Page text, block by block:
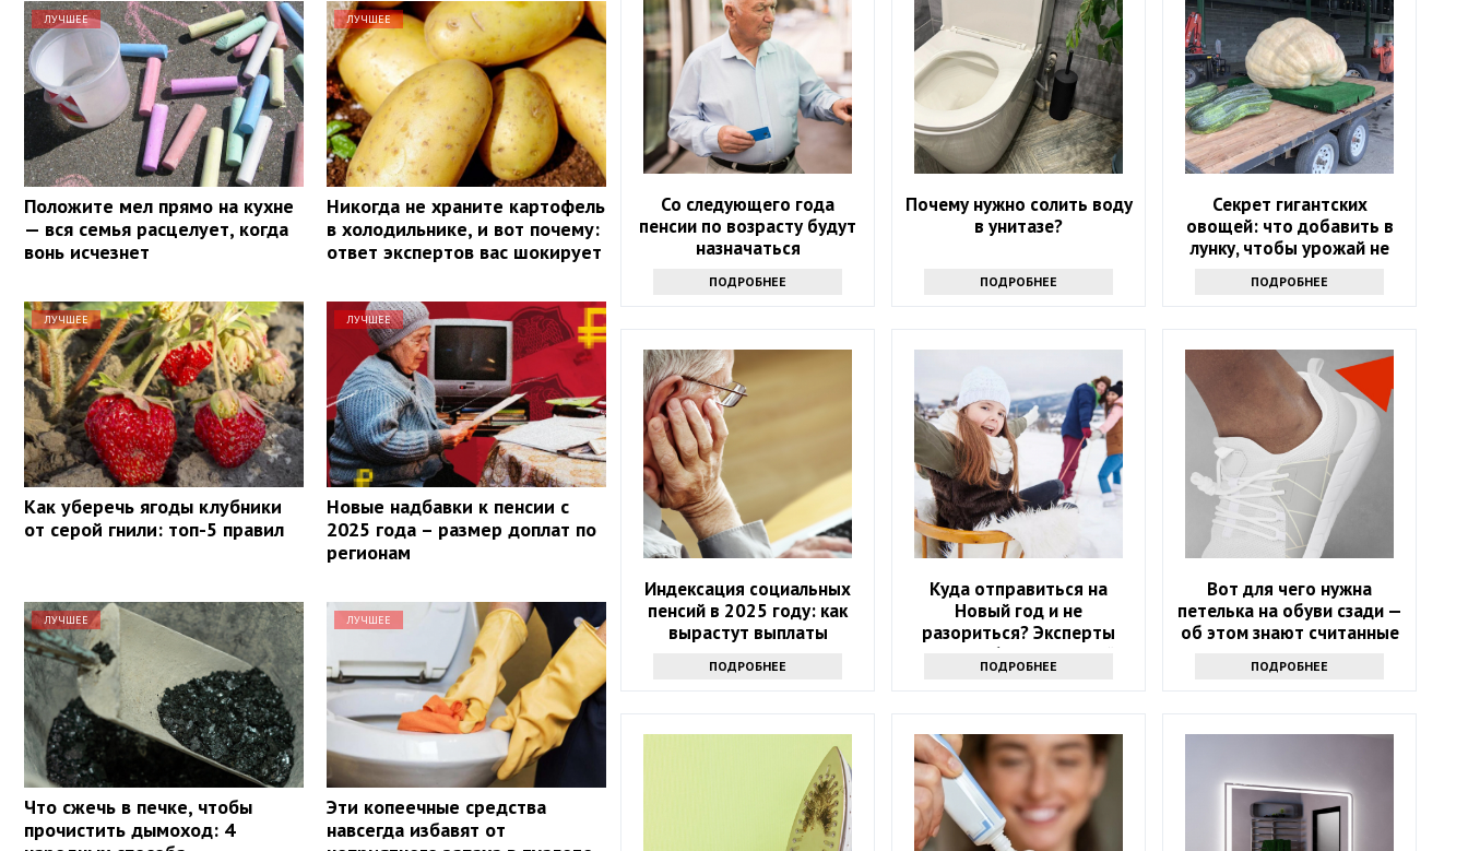
ЛУЧШЕЕ
Положите мел прямо на кухне
— вся семья расцелует, когда
вонь исчезнет
ЛУЧШЕЕ
Никогда не храните картофель
в холодильнике, и вот почему:
ответ экспертов вас шокирует
ЛУЧШЕЕ
Как уберечь ягоды клубники
от серой гнили: топ-5 правил
ЛУЧШЕЕ
Новые надбавки к пенсии с
2025 года – размер доплат по
регионам
ЛУЧШЕЕ
Что сжечь в печке, чтобы
прочистить дымоход: 4
ЛУЧШЕЕ
Эти копеечные средства
навсегда избавят от
Со следующего года
пенсии по возрасту будут
назначаться
ПОДРОБНЕЕ
Почему нужно солить воду
в унитазе?
ПОДРОБНЕЕ
Секрет гигантских
овощей: что добавить в
лунку, чтобы урожай не
ПОДРОБНЕЕ
Индексация социальных
пенсий в 2025 году: как
вырастут выплаты
ПОДРОБНЕЕ
Куда отправиться на
Новый год и не
разориться? Эксперты
назвали 6 направлений
ПОДРОБНЕЕ
Вот для чего нужна
петелька на обуви сзади —
об этом знают считанные
ПОДРОБНЕЕ